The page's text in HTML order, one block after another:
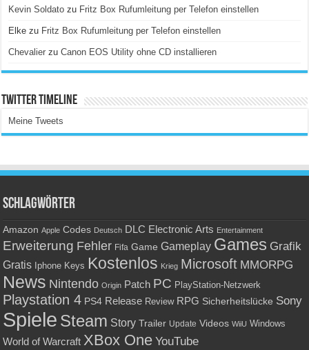
Kevin Soldato zu Fritz Box Rufumleitung per Telefon einstellen
Elke zu Fritz Box Rufumleitung per Telefon einstellen
Chevalier zuCanon EOS Utility ohne CD installieren
Twitter Timeline
Meine Tweets
Schlagwörter
Amazon Apple Codes Deutsch DLC Electronic Arts Entertainment
Erweiterung Fehler Fifa Game Gameplay Games Grafik
Gratis Iphone Keys Kostenlos Krieg Microsoft MMORPG
News Nintendo Origin Patch PC PlayStation-Netzwerk
Playstation 4 PS4 Release Review RPG Sicherheitslücke Sony
Spiele Steam Story Trailer Update Videos WiiU Windows
World of Warcraft XBox One YouTube